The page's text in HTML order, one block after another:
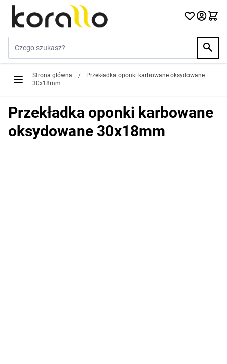
Przejdź do treści
Strona główna /
Przekładka oponki karbowane oksydowane
30x18mm
Przekładka oponki karbowane
oksydowane 30x18mm